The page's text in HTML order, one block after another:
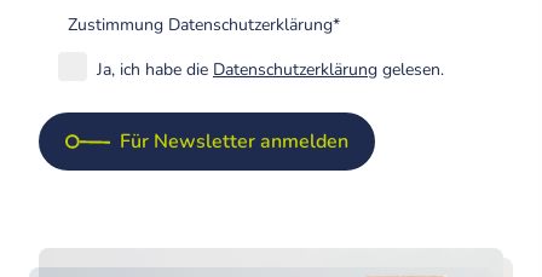
Zustimmung Datenschutzerklärung*
Ja, ich habe die Datenschutzerklärung gelesen.
Für Newsletter anmelden